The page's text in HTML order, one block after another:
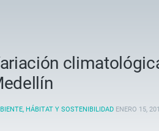
HÁBITAT Y SOSTENIBILIDAD ENERO 15,